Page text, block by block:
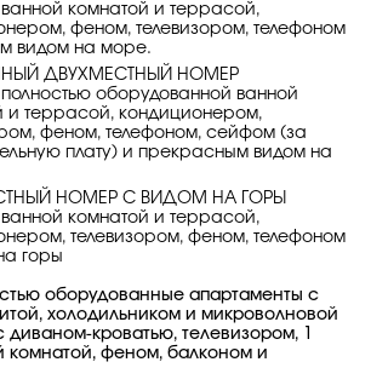
комнатой и террасой,
феном, телевизором, телефоном
видом на море.
ДВУХМЕСТНЫЙ НОМЕР
оборудованной ванной
и террасой, кондиционером,
феном, телефоном, сейфом (за
плату) и прекрасным видом на
НОМЕР С ВИДОМ НА ГОРЫ
комнатой и террасой,
телевизором, феном, телефоном
горы
оборудованные апартаменты с
холодильником и микроволновой
диваном-кроватью, телевизором, 1
комнатой, феном, балконом и